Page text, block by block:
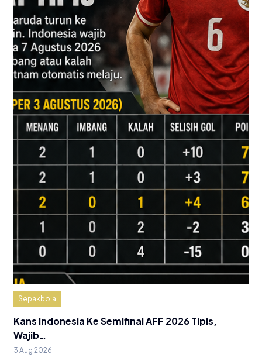
Sepakbola
Kans Indonesia Ke Semifinal AFF 2026 Tipis,
Wajib…
3 Aug 2026